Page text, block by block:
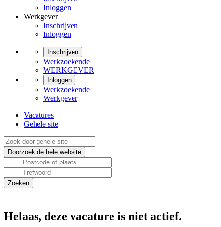
Inloggen
Werkgever
Inschrijven
Inloggen
Inschrijven
Werkzoekende
WERKGEVER
Inloggen
Werkzoekende
Werkgever
Vacatures
Gehele site
Helaas, deze vacature is niet actief.